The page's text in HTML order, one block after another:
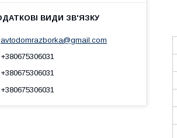
avtodomrazborka@gmail.com
+380675306031
+380675306031
+380675306031